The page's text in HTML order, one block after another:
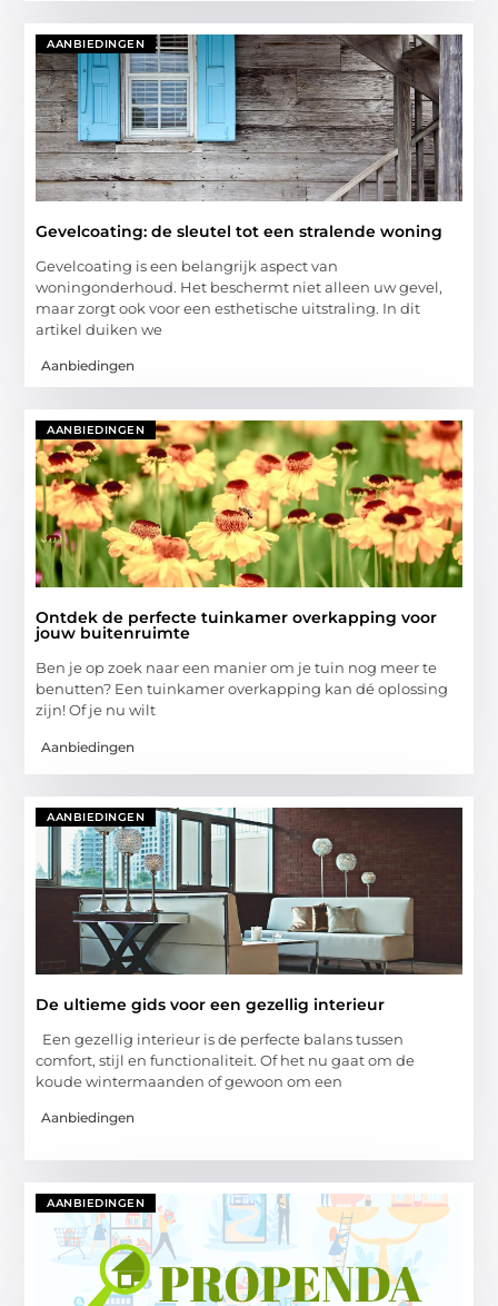
AANBIEDINGEN
Gevelcoating: de sleutel tot een stralende woning
Gevelcoating is een belangrijk aspect van
woningonderhoud. Het beschermt niet alleen uw gevel,
maar zorgt ook voor een esthetische uitstraling. In dit
artikel duiken we
Aanbiedingen
AANBIEDINGEN
Ontdek de perfecte tuinkamer overkapping voor
jouw buitenruimte
Ben je op zoek naar een manier om je tuin nog meer te
benutten? Een tuinkamer overkapping kan dé oplossing
zijn! Of je nu wilt
Aanbiedingen
AANBIEDINGEN
De ultieme gids voor een gezellig interieur
Een gezellig interieur is de perfecte balans tussen
comfort, stijl en functionaliteit. Of het nu gaat om de
koude wintermaanden of gewoon om een
Aanbiedingen
AANBIEDINGEN